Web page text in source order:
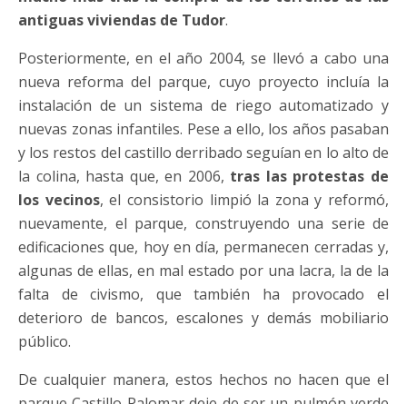
antiguas viviendas de Tudor.
Posteriormente, en el año 2004, se llevó a cabo una
nueva reforma del parque, cuyo proyecto incluía la
instalación de un sistema de riego automatizado y
nuevas zonas infantiles. Pese a ello, los años pasaban
y los restos del castillo derribado seguían en lo alto de
la colina, hasta que, en 2006, tras las protestas de
los vecinos, el consistorio limpió la zona y reformó,
nuevamente, el parque, construyendo una serie de
edificaciones que, hoy en día, permanecen cerradas y,
algunas de ellas, en mal estado por una lacra, la de la
falta de civismo, que también ha provocado el
deterioro de bancos, escalones y demás mobiliario
público.
De cualquier manera, estos hechos no hacen que el